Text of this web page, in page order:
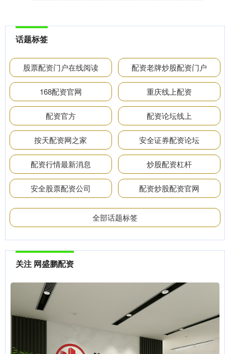
话题标签
股票配资门户在线阅读 配资老牌炒股配资门户
168配资官网 重庆线上配资
配资官方 配资论坛线上
按天配资网之家 安全证券配资论坛
配资行情最新消息 炒股配资杠杆
安全股票配资公司 配资炒股配资官网
全部话题标签
关注 网盛鹏配资